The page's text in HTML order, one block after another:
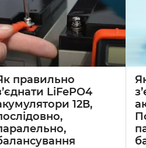
правильно
LiFePO4
12В,